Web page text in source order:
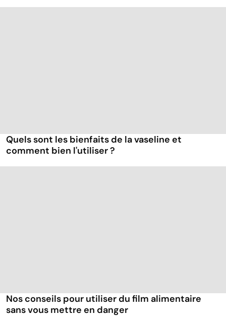
Quels sont les bienfaits de la vaseline et
comment bien l'utiliser ?
Nos conseils pour utiliser du film alimentaire
sans vous mettre en danger